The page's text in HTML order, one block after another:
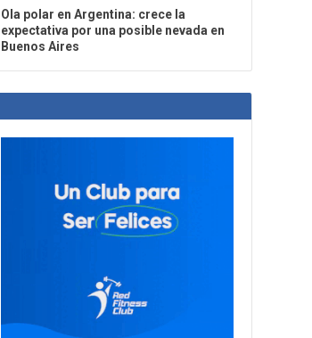
Ola polar en Argentina: crece la
expectativa por una posible nevada en
Buenos Aires